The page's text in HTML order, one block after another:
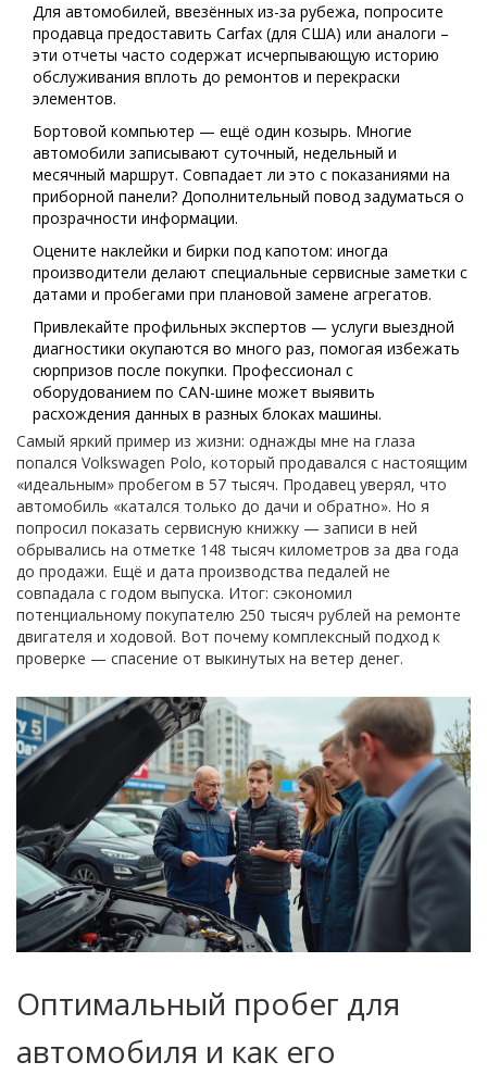
Для автомобилей, ввезённых из-за рубежа, попросите
продавца предоставить Carfax (для США) или аналоги –
эти отчеты часто содержат исчерпывающую историю
обслуживания вплоть до ремонтов и перекраски
элементов.
Бортовой компьютер — ещё один козырь. Многие
автомобили записывают суточный, недельный и
месячный маршрут. Совпадает ли это с показаниями на
приборной панели? Дополнительный повод задуматься о
прозрачности информации.
Оцените наклейки и бирки под капотом: иногда
производители делают специальные сервисные заметки с
датами и пробегами при плановой замене агрегатов.
Привлекайте профильных экспертов — услуги выездной
диагностики окупаются во много раз, помогая избежать
сюрпризов после покупки. Профессионал с
оборудованием по CAN-шине может выявить
расхождения данных в разных блоках машины.
Самый яркий пример из жизни: однажды мне на глаза
попался Volkswagen Polo, который продавался с настоящим
«идеальным» пробегом в 57 тысяч. Продавец уверял, что
автомобиль «катался только до дачи и обратно». Но я
попросил показать сервисную книжку — записи в ней
обрывались на отметке 148 тысяч километров за два года
до продажи. Ещё и дата производства педалей не
совпадала с годом выпуска. Итог: сэкономил
потенциальному покупателю 250 тысяч рублей на ремонте
двигателя и ходовой. Вот почему комплексный подход к
проверке — спасение от выкинутых на ветер денег.
Оптимальный пробег для
автомобиля и как его